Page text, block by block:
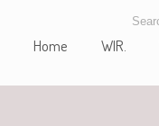
Home WIR.